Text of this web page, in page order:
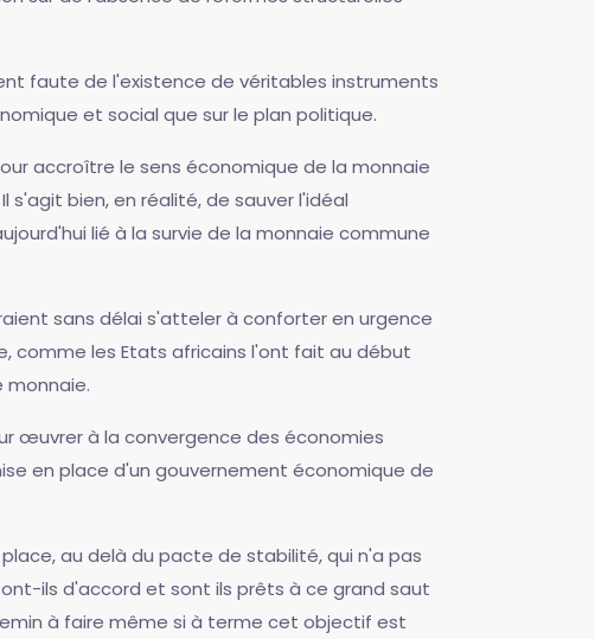
faute de l'existence de véritables instruments
et social que sur le plan politique.
accroître le sens économique de la monnaie
bien, en réalité, de sauver l'idéal
lié à la survie de la monnaie commune
sans délai s'atteler à conforter en urgence
comme les Etats africains l'ont fait au début
monnaie.
œuvrer à la convergence des économies
en place d'un gouvernement économique de
au delà du pacte de stabilité, qui n'a pas
ils d'accord et sont ils prêts à ce grand saut
à faire même si à terme cet objectif est